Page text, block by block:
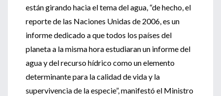
están girando hacia el tema del agua, “de hecho, el
reporte de las Naciones Unidas de 2006, es un
informe dedicado a que todos los países del
planeta a la misma hora estudiaran un informe del
agua y del recurso hídrico como un elemento
determinante para la calidad de vida y la
supervivencia de la especie”, manifestó el Ministro